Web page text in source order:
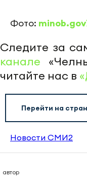
Фото:
Следите за
канале
читайте нас в
Перейти на
Новости СМИ2
автор